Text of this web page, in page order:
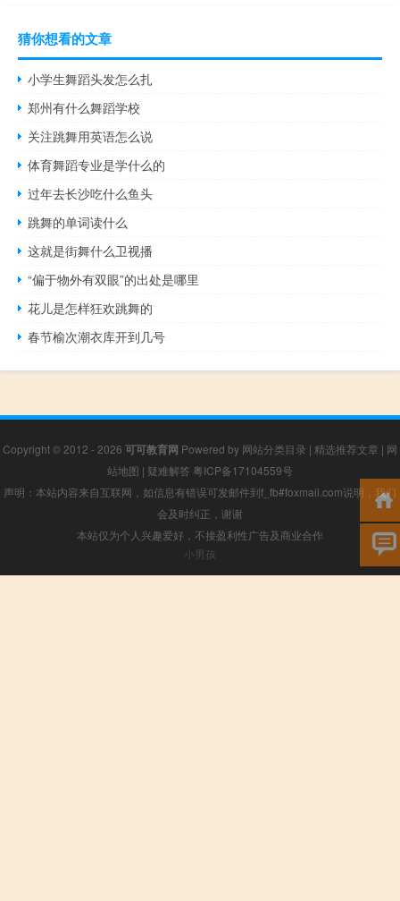
猜你想看的文章
小学生舞蹈头发怎么扎
郑州有什么舞蹈学校
关注跳舞用英语怎么说
体育舞蹈专业是学什么的
过年去长沙吃什么鱼头
跳舞的单词读什么
这就是街舞什么卫视播
“偏于物外有双眼”的出处是哪里
花儿是怎样狂欢跳舞的
春节榆次潮衣库开到几号
Copyright © 2012 - 2026 可可教育网 Powered by 网站分类目录 | 精选推荐文章 | 网
站地图 | 疑难解答 粤ICP备17104559号
声明：本站内容来自互联网，如信息有错误可发邮件到f_fb#foxmail.com说明，我们
会及时纠正，谢谢
本站仅为个人兴趣爱好，不接盈利性广告及商业合作
小男孩